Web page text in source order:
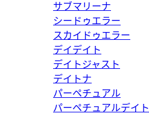
アンカラ》 H201483ZH01420
アンコラ》 H201407ZH01420
サブマリーナ
シードゥエラー
スカイドゥエラー
デイデイト
デイトジャスト
デイトナ
パーペチュアル
パーペチュアルデイト